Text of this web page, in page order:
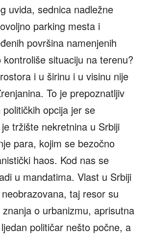
uvida, sednica nadležne
parking mesta i
površina namenjenih
kontroliše situaciju na terenu?
i u širinu i u visinu nije
To je prepoznatljiv
opcija jer se
tržište nekretnina u Srbiji
para, kojim se bezočno
haos. Kod nas se
u mandatima. Vlast u Srbiji
taj resor su
o urbanizmu, aprisutna
političar nešto počne, a